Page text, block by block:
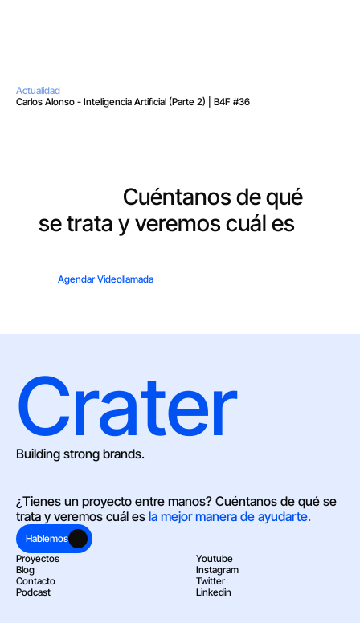
Actualidad
Carlos Alonso - Inteligencia Artificial (Parte 2) | B4F #36
Cuéntanos de qué
se trata y veremos cuál es
Agendar Videollamada
Crater
Building strong brands.
¿Tienes un proyecto entre manos? Cuéntanos de qué se
trata y veremos cuál es la mejor manera de ayudarte.
Hablemos
Proyectos
Blog
Contacto
Podcast
Youtube
Instagram
Twitter
Linkedin